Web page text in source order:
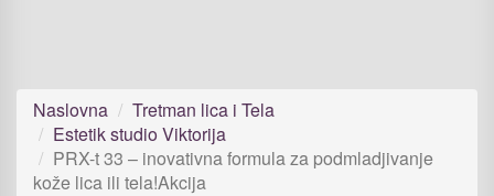
Naslovna
Tretman lica i Tela
Estetik studio Viktorija
PRX-t 33 – inovativna formula za podmladjivanje
kože lica ili tela!Akcija